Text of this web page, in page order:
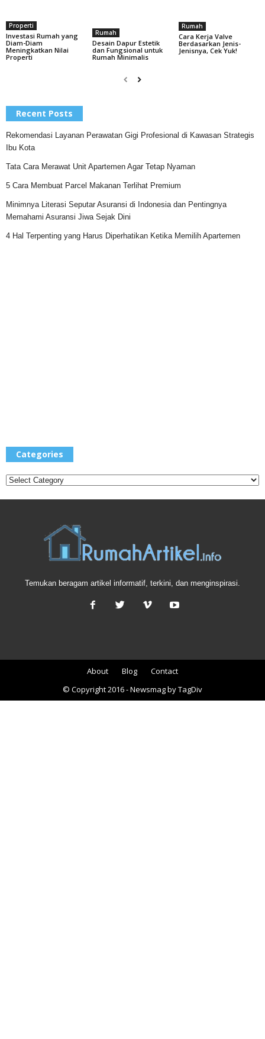
Properti
Investasi Rumah yang
Diam-Diam
Meningkatkan Nilai
Properti
Rumah
Desain Dapur Estetik
dan Fungsional untuk
Rumah Minimalis
Rumah
Cara Kerja Valve
Berdasarkan Jenis-
Jenisnya, Cek Yuk!
Recent Posts
Rekomendasi Layanan Perawatan Gigi Profesional di Kawasan Strategis
Ibu Kota
Tata Cara Merawat Unit Apartemen Agar Tetap Nyaman
5 Cara Membuat Parcel Makanan Terlihat Premium
Minimnya Literasi Seputar Asuransi di Indonesia dan Pentingnya
Memahami Asuransi Jiwa Sejak Dini
4 Hal Terpenting yang Harus Diperhatikan Ketika Memilih Apartemen
Categories
Temukan beragam artikel informatif, terkini, dan menginspirasi.
About Blog
Contact
© Copyright 2016 - Newsmag by TagDiv